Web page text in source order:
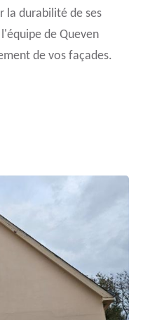
la durabilité de ses
de Queven
de vos façades.